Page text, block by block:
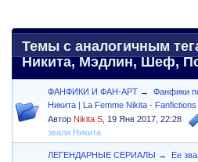
Темы с аналогичным
Никита, Мэдлин, Шеф,
ФАНФИКИ И ФАН-АРТ →
Фанфики
Никита | La Femme Nikita - Fanfictions
Автор Nikita S,19 Янв 2017, 22:28
звали Никита
ЛЕГЕНДАРНЫЕ СЕРИАЛЫ →
Ее